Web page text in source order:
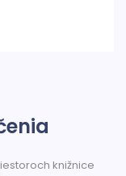
knižnice